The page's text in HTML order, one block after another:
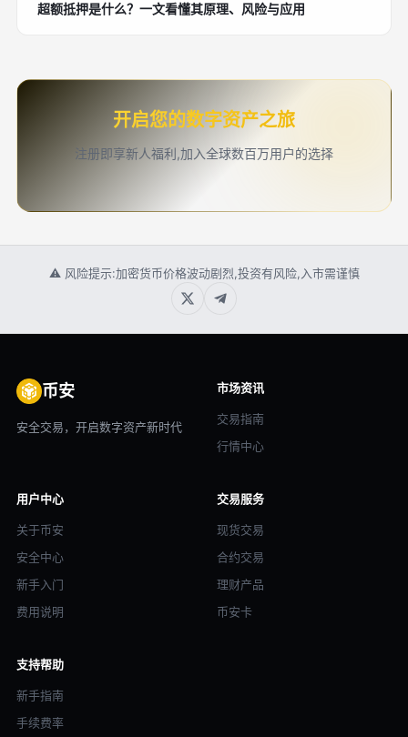
超额抵押是什么？一文看懂其原理、风险与应用
开启您的数字资产之旅
注册即享新人福利,加入全球数百万用户的选择
⚠ 风险提示:加密货币价格波动剧烈,投资有风险,入市需谨慎
币安
安全交易，开启数字资产新时代
市场资讯
交易指南
行情中心
用户中心
关于币安
安全中心
新手入门
费用说明
交易服务
现货交易
合约交易
理财产品
币安卡
支持帮助
新手指南
手续费率